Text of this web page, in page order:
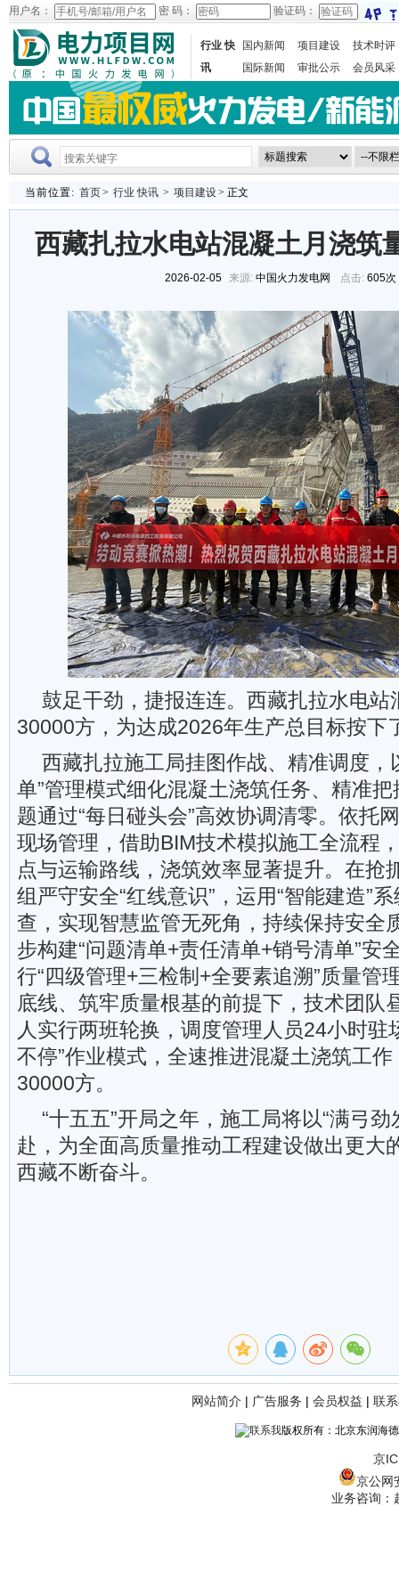
用户名： 密 码： 验证码：
行业 快
讯
国内新闻 项目建设
技术时评
国际新闻
审批公示 会员风采
当前位置: 首页> 行业 快讯 > 项目建设> 正文
西藏扎拉水电站混凝土月浇筑
2026-02-05 来源: 中国火力发电网 点击: 605次
鼓足干劲，捷报连连。西藏扎拉水电站
30000方，为达成2026年生产总目标按下
西藏扎拉施工局挂图作战、精准调度，
单”管理模式细化混凝土浇筑任务、精准
题通过“每日碰头会”高效协调清零。依托
现场管理，借助BIM技术模拟施工全流程
点与运输路线，浇筑效率显著提升。在抢
组严守安全“红线意识”，运用“智能建造”
查，实现智慧监管无死角，持续保持安全
步构建“问题清单+责任清单+销号清单”安
行“四级管理+三检制+全要素追溯”质量管
底线、筑牢质量根基的前提下，技术团队
人实行两班轮换，调度管理人员24小时驻
不停”作业模式，全速推进混凝土浇筑工
30000方。
“十五五”开局之年，施工局将以“满弓
赴，为全面高质量推动工程建设做出更大
西藏不断奋斗。
网站简介 | 广告服务 | 会员权益 | 联
版权所有：北京东润海
京
京公网
业务咨询：